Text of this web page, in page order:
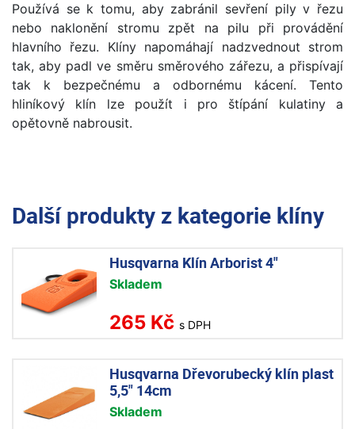
Používá se k tomu, aby zabránil sevření pily v řezu
nebo naklonění stromu zpět na pilu při provádění
hlavního řezu. Klíny napomáhají nadzvednout strom
tak, aby padl ve směru směrového zářezu, a přispívají
tak k bezpečnému a odbornému kácení. Tento
hliníkový klín lze použít i pro štípání kulatiny a
opětovně nabrousit.
Další produkty z kategorie klíny
Husqvarna Klín Arborist 4"
Skladem
265 Kč s DPH
Husqvarna Dřevorubecký klín plast
5,5" 14cm
Skladem